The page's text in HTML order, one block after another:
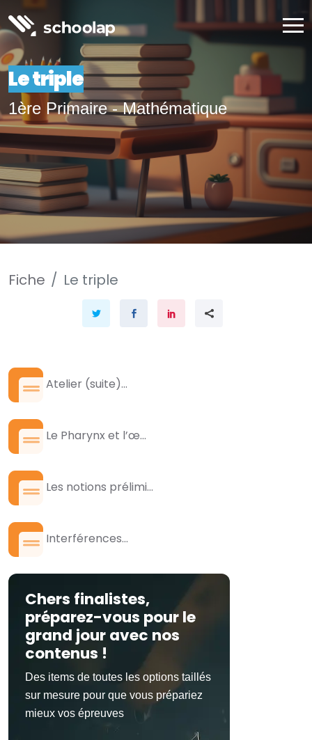
Le triple
1ère Primaire - Mathématique
Fiche Le triple
Atelier (suite)...
Le Pharynx et l’œ...
Les notions prélimi...
Interférences...
Chers finalistes,
préparez-vous pour le
grand jour avec nos
contenus !
Des items de toutes les options taillés
sur mesure pour que vous prépariez
mieux vos épreuves